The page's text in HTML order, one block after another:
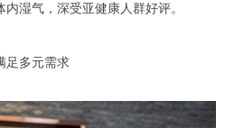
湿气，深受亚健康人群好评。
多元需求